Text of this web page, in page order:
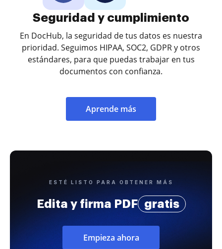
Seguridad y cumplimiento
En DocHub, la seguridad de tus datos es nuestra
prioridad. Seguimos HIPAA, SOC2, GDPR y otros
estándares, para que puedas trabajar en tus
documentos con confianza.
Aprende más
ESTÉ LISTO PARA OBTENER MÁS
Edita y firma PDF gratis
Empieza ahora